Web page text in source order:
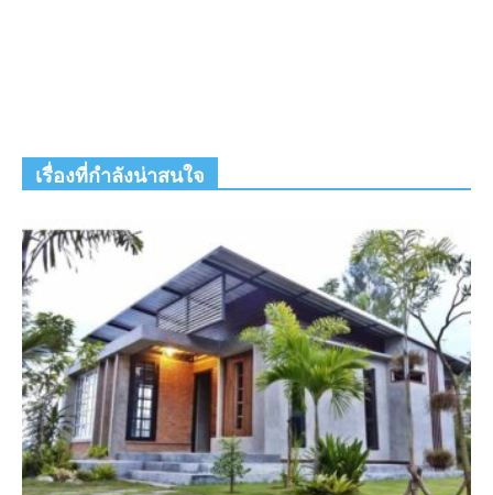
เรื่องที่กำลังน่าสนใจ